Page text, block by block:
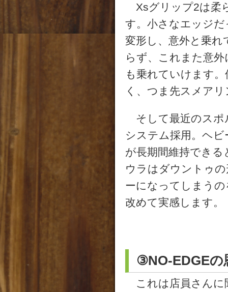
Xsグリップ2は柔
す。小さなエッジ
変形し、意外と乗
らず、これまた意
も乗れていけます
く、つま先スメア
そして最近のスポ
システム採用。ヘ
が長期間維持でき
ウラはダウントゥ
ーになってしまう
改めて実感します。
③NO-EDGEの
これは店員さんに